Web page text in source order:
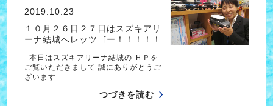
2019.10.23
１０月２６日２７日はスズキアリ
ーナ結城へレッツゴー！！！！！
本日はスズキアリーナ結城の ＨＰを
ご覧いただきまして 誠にありがとうご
ざいます …
つづきを読む